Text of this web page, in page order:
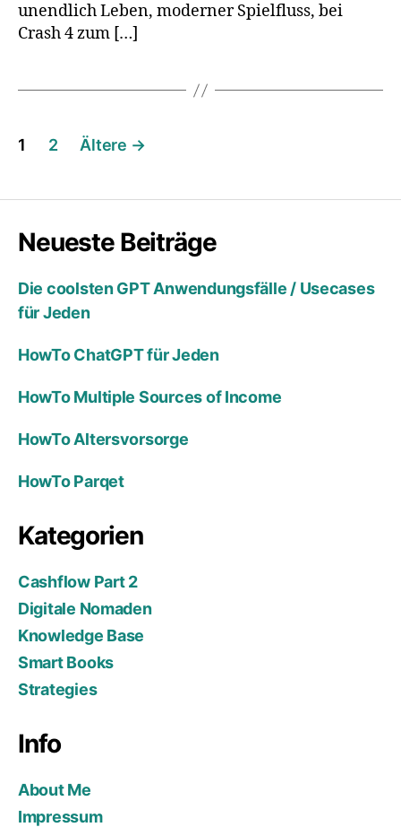
unendlich Leben, moderner Spielfluss, bei
Crash 4 zum […]
Seitennummerierung
Beiträge
1 2 Ältere →
Neueste Beiträge
Die coolsten GPT Anwendungsfälle / Usecases
für Jeden
HowTo ChatGPT für Jeden
HowTo Multiple Sources of Income
HowTo Altersvorsorge
HowTo Parqet
Kategorien
Cashflow Part 2
Digitale Nomaden
Knowledge Base
Smart Books
Strategies
Info
About Me
Impressum